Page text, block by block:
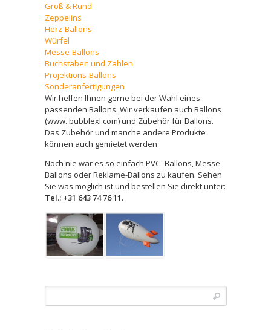
Groß & Rund
Zeppelins
Herz-Ballons
Würfel
Messe-Ballons
Buchstaben und Zahlen
Projektions-Ballons
Sonderanfertigungen
Wir helfen Ihnen gerne bei der Wahl eines
passenden Ballons. Wir verkaufen auch Ballons
(www. bubblexl.com) und Zubehör für Ballons.
Das Zubehör und manche andere Produkte
können auch gemietet werden.
Noch nie war es so einfach PVC- Ballons, Messe-
Ballons oder Reklame-Ballons zu kaufen. Sehen
Sie was möglich ist und bestellen Sie direkt unter:
Tel.: +31 643 74 76 11.